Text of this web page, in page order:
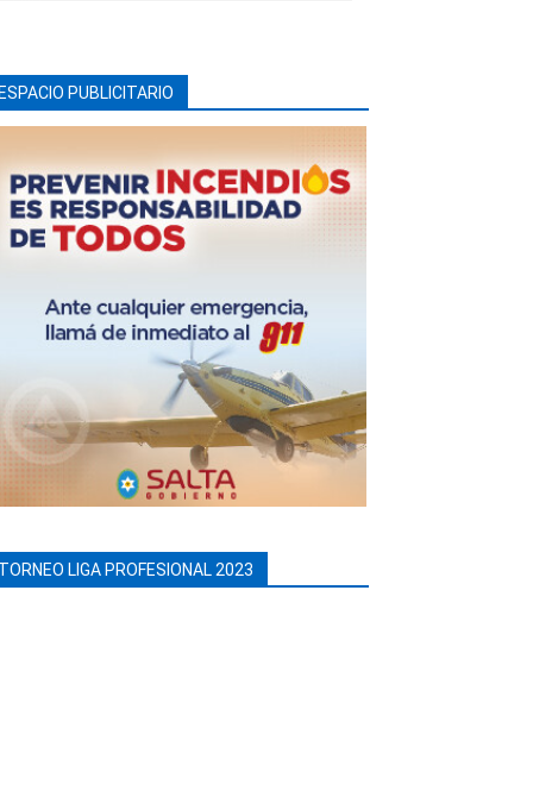
ESPACIO PUBLICITARIO
TORNEO LIGA PROFESIONAL 2023